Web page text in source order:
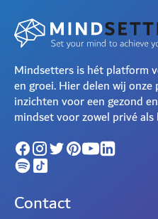
Mindsetters is hét platform
en groei. Hier delen wij
inzichten voor een gezond
mindset voor zowel privé
Contact